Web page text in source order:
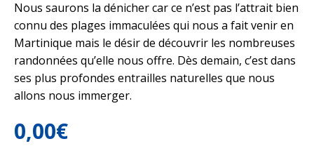
Nous saurons la dénicher car ce n’est pas l’attrait bien
connu des plages immaculées qui nous a fait venir en
Martinique mais le désir de découvrir les nombreuses
randonnées qu’elle nous offre. Dès demain, c’est dans
ses plus profondes entrailles naturelles que nous
allons nous immerger.
0,00€